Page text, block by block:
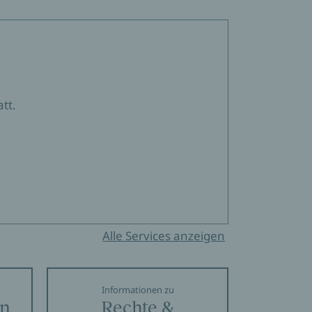
Alle Services anzeigen
Informationen zu
Rechte &